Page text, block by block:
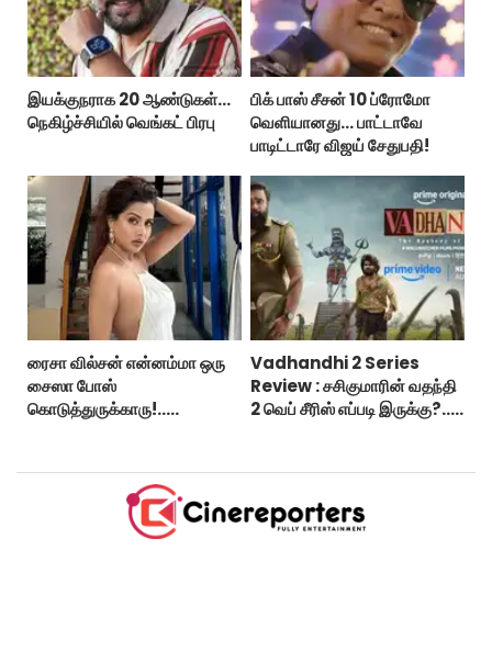
இயக்குநராக 20 ஆண்டுகள்...
நெகிழ்ச்சியில் வெங்கட் பிரபு
பிக் பாஸ் சீசன் 10 ப்ரோமோ
வெளியானது... பாட்டாவே
பாடிட்டாரே விஜய் சேதுபதி!
ரைசா வில்சன் என்னம்மா ஒரு
சைஸா போஸ்
கொடுத்துருக்காரு!..
Vadhandhi 2 Series
Review : சசிகுமாரின் வதந்தி
2 வெப் சீரிஸ் எப்படி இருக்கு?...